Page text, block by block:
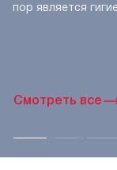
Смотреть все
пор является